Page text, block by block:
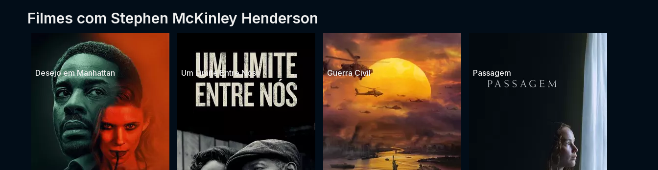
Filmes com Stephen McKinley Henderson
Desejo em Manhattan Um Limite Entre Nós Guerra Civil Passagem